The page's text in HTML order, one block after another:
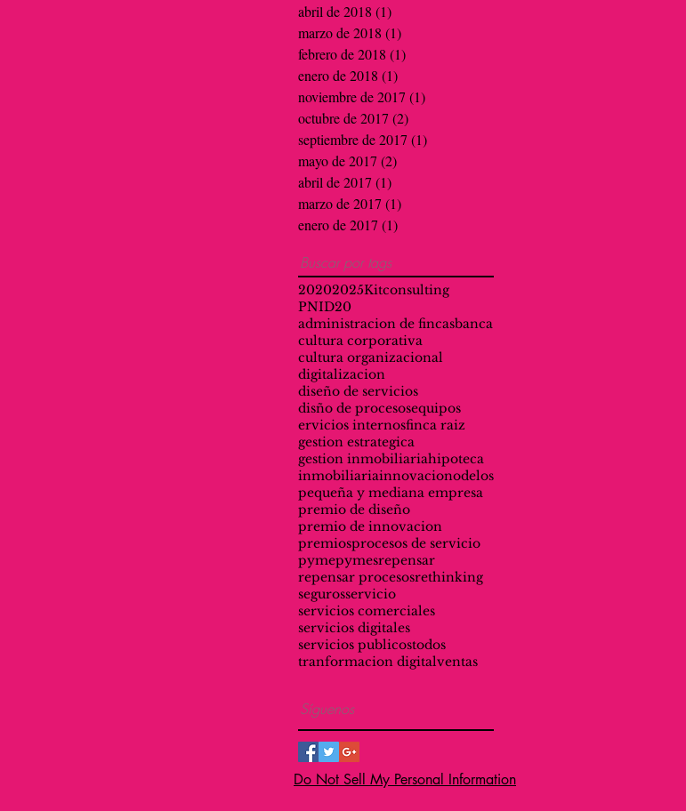
abril de 2018 (1)
marzo de 2018 (1)
febrero de 2018 (1)
enero de 2018 (1)
noviembre de 2017 (1)
octubre de 2017 (2)
septiembre de 2017 (1)
mayo de 2017 (2)
abril de 2017 (1)
marzo de 2017 (1)
enero de 2017 (1)
Buscar por tags
20202025Kitconsulting
PNID20
administracion de fincasbanca
cultura corporativa
cultura organizacional
digitalizacion
diseño de servicios
disño de procesosequipos
ervicios internosfinca raiz
gestion estrategica
gestion inmobiliariahipoteca
inmobiliariainnovacionodelos
pequeña y mediana empresa
premio de diseño
premio de innovacion
premiosprocesos de servicio
pymepymesrepensar
repensar procesosrethinking
segurosservicio
servicios comerciales
servicios digitales
servicios publicostodos
tranformacion digitalventas
Síguenos
Do Not Sell My Personal Information